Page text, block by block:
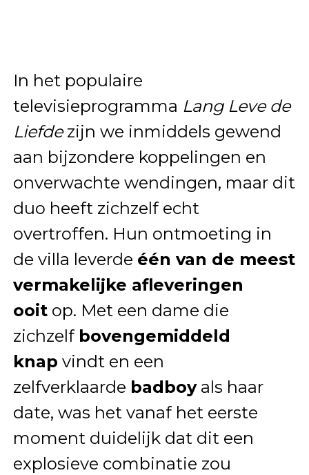
In het populaire
televisieprogramma Lang Leve de
Liefdezijn we inmiddels gewend
aan bijzondere koppelingen en
onverwachte wendingen, maar dit
duo heeft zichzelf echt
overtroffen. Hun ontmoeting in
de villa leverde één van de meest
vermakelijke afleveringen
ooitop. Met een dame die
zichzelf bovengemiddeld
knap vindt en een
zelfverklaarde badboyals haar
date, was het vanaf het eerste
moment duidelijk dat dit een
explosieve combinatie zou